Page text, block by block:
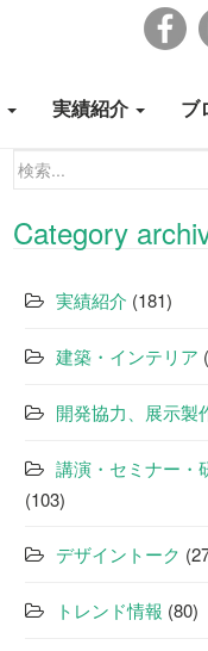
実績紹介 ブ
検
Category
実績紹介 (181)
建築・インテリア
開発協力、展示製
講演・セミナー・
(103)
デザイントーク
トレンド情報 (80)